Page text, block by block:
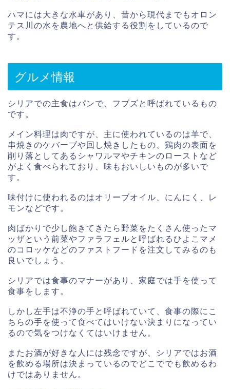
ハマには大きな水車があり、昔から現代までもオロン
テス川の水を農地へと供給する役割をしているので
す。
グルメ情報
シリアでの主食はパンで、フブズと呼ばれているもの
です。
メイン料理は肉ですが、主に使われているのは羊で、
串焼きのケバーブや回し焼きしたもの、鶏肉の表面を
削り落としてあるシャワルマやチキンのローストなど
がよく食べられており、味もおいしいものが多いで
す。
味付けに使われるのはオリーブオイル、にんにく、レ
モンなどです。
肉ばかりで少し飽きてきたら野菜をたくさん使ったマ
ッザという前菜やファラフェルと呼ばれるひよこマメ
のコロッケなどのファストフードを注文してみるのも
良いでしょう。
シリアでは食事のマナーがあり、家庭では手を使って
食事をします。
しかし左手は不浄の手と呼ばれていて、食事の際にこ
ちらの手を使って食べてはいけない決まりになってい
るので気をつけなくてはいけません。
またお酒が好きな人には残念ですが、シリアではお酒
を飲める場所は決まっているのでどこででも飲めるわ
けではありません。